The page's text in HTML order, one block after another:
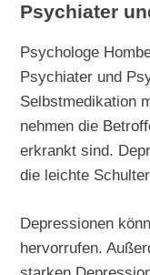
Psychiater
Psychologe
Psychiater und
Selbstmedikation
nehmen die
erkrankt sind.
die leichte
Depressionen
hervorrufen.